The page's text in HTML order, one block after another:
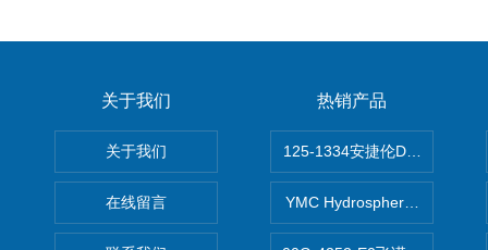
关于我们
关于我们
在线留言
热销产品
125-1334安捷伦DB-624色谱
YMC Hydrosphere C18亲水